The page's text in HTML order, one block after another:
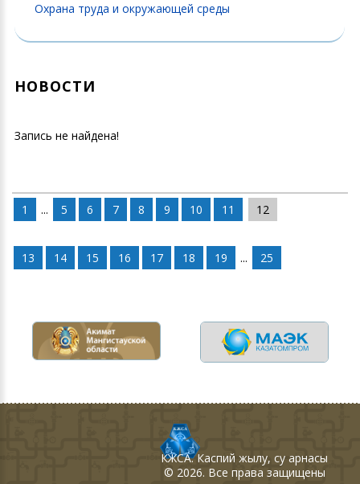
Охрана труда и окружающей среды
НОВОСТИ
Запись не найдена!
1 ... 5 6 7 8 9 10 11 12
13 14 15 16 17 18 19 ... 25
КЖСА. Каспий жылу, су арнасы
© 2026. Все права защищены